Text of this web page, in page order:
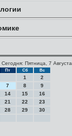
Сегодня: Пятница, 7 Августа
Пт Сб Вс
1
2
7 8
9
14 15
16
21 22
23
28 29
30